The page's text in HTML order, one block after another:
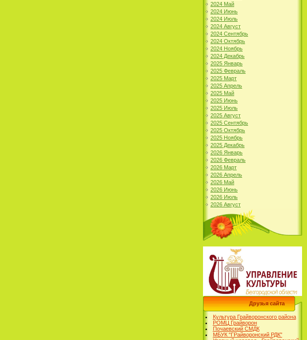
2024 Май
2024 Июнь
2024 Июль
2024 Август
2024 Сентябрь
2024 Октябрь
2024 Ноябрь
2024 Декабрь
2025 Январь
2025 Февраль
2025 Март
2025 Апрель
2025 Май
2025 Июнь
2025 Июль
2025 Август
2025 Сентябрь
2025 Октябрь
2025 Ноябрь
2025 Декабрь
2026 Январь
2026 Февраль
2026 Март
2026 Апрель
2026 Май
2026 Июнь
2026 Июль
2026 Август
Друзья сайта
Культура Грайворонского района
РОМЦ Грайворон
Почаевский СМДК
МБУК "ГРайворонский РДК"